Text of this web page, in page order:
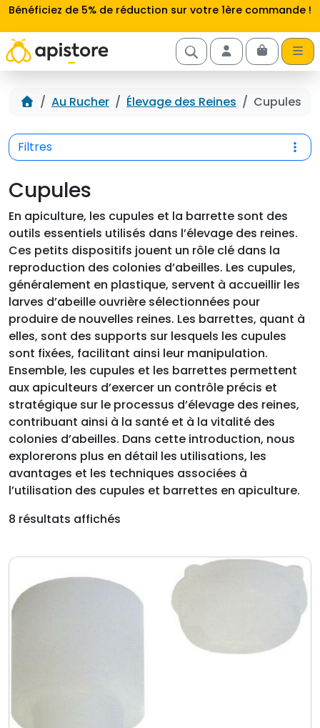
Aller au contenu
Bénéficiez de 5% de réduction sur votre 1ère commande !
Account
Cart
Accueil
Au Rucher Élevage des Reines Cupules
Filtres
Cupules
En apiculture, les cupules et la barrette sont des
outils essentiels utilisés dans l’élevage des reines.
Ces petits dispositifs jouent un rôle clé dans la
reproduction des colonies d’abeilles. Les cupules,
généralement en plastique, servent à accueillir les
larves d’abeille ouvrière sélectionnées pour
produire de nouvelles reines. Les barrettes, quant à
elles, sont des supports sur lesquels les cupules
sont fixées, facilitant ainsi leur manipulation.
Ensemble, les cupules et les barrettes permettent
aux apiculteurs d’exercer un contrôle précis et
stratégique sur le processus d’élevage des reines,
contribuant ainsi à la santé et à la vitalité des
colonies d’abeilles. Dans cette introduction, nous
explorerons plus en détail les utilisations, les
avantages et les techniques associées à
l’utilisation des cupules et barrettes en apiculture.
8 résultats affichés